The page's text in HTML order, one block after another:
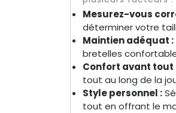
Mesurez-vous
déterminer votre
Maintien adéquat :
bretelles
Confort avant tout
tout au long de la
Style personnel :
tout en offrant le